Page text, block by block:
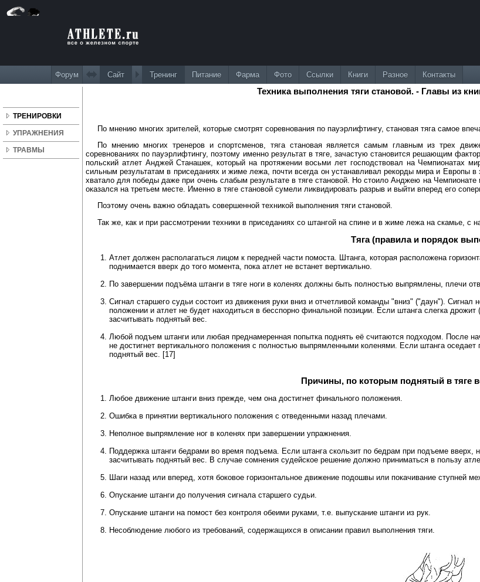
Форум Сайт Тренинг Питание Фарма Фото Ссылки Книги Разное Контакты
ТРЕНИРОВКИ
УПРАЖНЕНИЯ
ТРАВМЫ
Техника выполнения тяги становой. - Главы из
По мнению многих зрителей, которые смотрят соревнования по пауэрлифтингу, становая тяга самое
По мнению многих тренеров и спортсменов, тяга становая является самым главным из трех
соревнованиях по пауэрлифтингу, поэтому именно результат в тяге, зачастую становится решающим
польский атлет Анджей Станашек, который на протяжении восьми лет господствовал на Чемпионатах
сильным результатам в приседаниях и жиме лежа, почти всегда он устанавливал рекорды мира и Европы
хватало для победы даже при очень слабым результате в тяге становой. Но стоило Анджею на
оказался на третьем месте. Именно в тяге становой сумели ликвидировать разрыв и выйти вперед его
Поэтому очень важно обладать совершенной техникой выполнения тяги становой.
Так же, как и при рассмотрении техники в приседаниях со штангой на спине и в жиме лежа на скамье, с
Тяга (правила и порядок
Атлет должен располагаться лицом к передней части помоста. Штанга, которая расположена
поднимается вверх до того момента, пока атлет не встанет вертикально.
По завершении подъёма штанги в тяге ноги в коленях должны быть полностью выпрямлены, плечи
Сигнал старшего судьи состоит из движения руки вниз и отчетливой команды "вниз" ("даун").
положении и атлет не будет находиться в бесспорно финальной позиции. Если штанга слегка
засчитывать поднятый вес.
Любой подъем штанги или любая преднамеренная попытка поднять её считаются подходом. После
не достигнет вертикального положения с полностью выпрямленными коленями. Если штанга
поднятый вес. [17]
Причины, по которым поднятый в тяге
Любое движение штанги вниз прежде, чем она достигнет финального положения.
Ошибка в принятии вертикального положения с отведенными назад плечами.
Неполное выпрямление ног в коленях при завершении упражнения.
Поддержка штанги бедрами во время подъема. Если штанга скользит по бедрам при подъеме вверх,
засчитывать поднятый вес. В случае сомнения судейское решение должно приниматься в пользу
Шаги назад или вперед, хотя боковое горизонтальное движение подошвы или покачивание ступней
Опускание штанги до получения сигнала старшего судьи.
Опускание штанги на помост без контроля обеими руками, т.е. выпускание штанги из рук.
Несоблюдение любого из требований, содержащихся в описании правил выполнения тяги.